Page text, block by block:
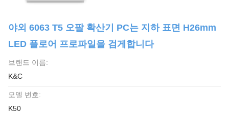
야외 6063 T5 오팔 확산기 PC는 지하 표면 H26mm
LED 플로어 프로파일을 검게합니다
브랜드 이름:
K&C
모델 번호:
K50